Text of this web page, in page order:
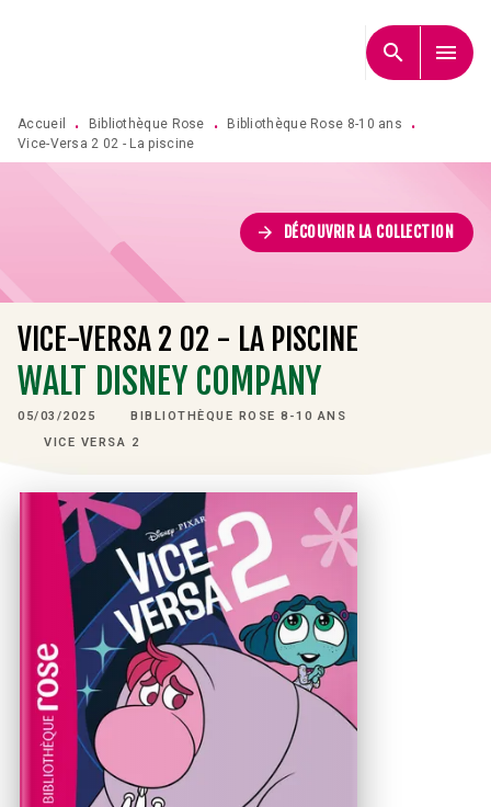
search menu
Accueil • Bibliothèque Rose • Bibliothèque Rose 8-10 ans
•
Vice-Versa 2 02 - La piscine
arrow_forward DÉCOUVRIR LA COLLECTION
VICE-VERSA 2 02 - LA PISCINE
WALT DISNEY COMPANY
05/03/2025
BIBLIOTHÈQUE ROSE 8-10 ANS
VICE VERSA 2